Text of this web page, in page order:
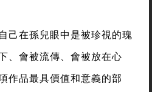
己在孫兒眼中是被珍視的瑰
、會被流傳、會被放在心
作品最具價值和意義的部